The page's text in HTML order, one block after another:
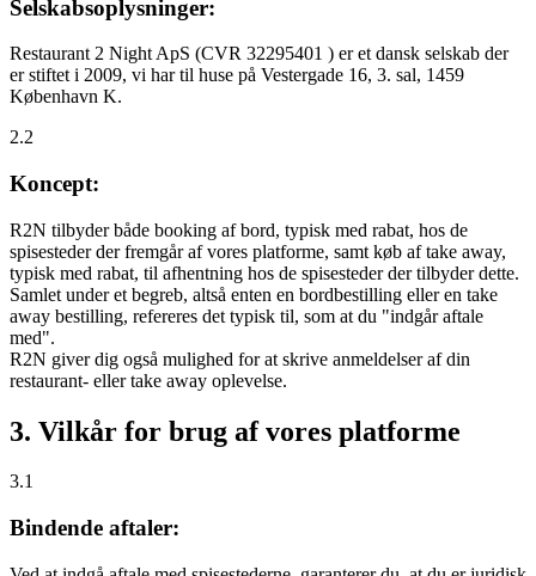
Selskabsoplysninger:
Restaurant 2 Night ApS (CVR 32295401 ) er et dansk selskab der
er stiftet i 2009, vi har til huse på Vestergade 16, 3. sal, 1459
København K.
2.2
Koncept:
R2N tilbyder både booking af bord, typisk med rabat, hos de
spisesteder der fremgår af vores platforme, samt køb af take away,
typisk med rabat, til afhentning hos de spisesteder der tilbyder dette.
Samlet under et begreb, altså enten en bordbestilling eller en take
away bestilling, refereres det typisk til, som at du "indgår aftale
med".
R2N giver dig også mulighed for at skrive anmeldelser af din
restaurant- eller take away oplevelse.
3. Vilkår for brug af vores platforme
3.1
Bindende aftaler: